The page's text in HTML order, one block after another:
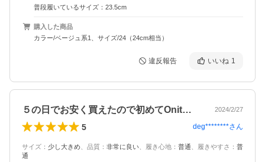
普段履いているサイズ：23.5cm
購入した商品
カラー/ベージュ系1、サイズ/24（24cm相当）
違反報告 いいね 1
５の日でお安く買えたので初めてOnit… 2024/2/27
5 deg********さん
サイズ ： 少し大きめ 品質 ： 非常に良い 履き心地 ： 普通 履きやすさ ： 普
通